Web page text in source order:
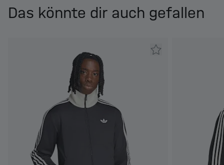
Das könnte dir auch gefallen